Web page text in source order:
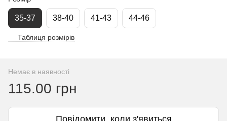
35-37 38-40 41-43 44-46
Таблиця розмірів
Немає в наявності
115.00 грн